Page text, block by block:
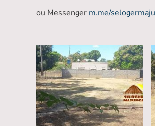
ou Messenger m.me/